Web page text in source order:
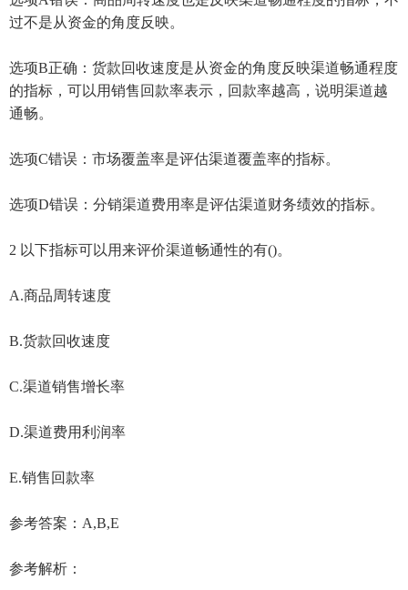
过不是从资金的角度反映。
选项B正确：货款回收速度是从资金的角度反映渠道畅通程度
的指标，可以用销售回款率表示，回款率越高，说明渠道越
通畅。
选项C错误：市场覆盖率是评估渠道覆盖率的指标。
选项D错误：分销渠道费用率是评估渠道财务绩效的指标。
2 以下指标可以用来评价渠道畅通性的有()。
A.商品周转速度
B.货款回收速度
C.渠道销售增长率
D.渠道费用利润率
E.销售回款率
参考答案：A,B,E
参考解析：